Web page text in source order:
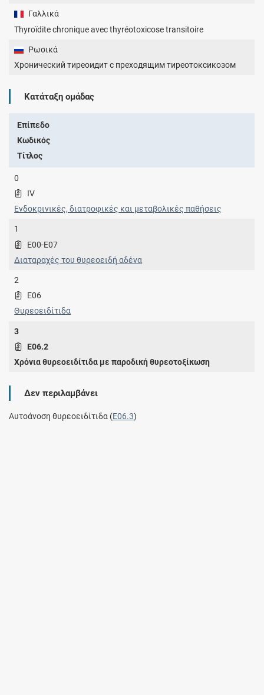
Γαλλικά
Thyroïdite chronique avec thyréotoxicose transitoire
Ρωσικά
Хронический тиреоидит с преходящим тиреотоксикозом
Κατάταξη ομάδας
Επίπεδο
Κωδικός
Τίτλος
0
IV
Ενδοκρινικές, διατροφικές και μεταβολικές παθήσεις
1
E00-E07
Διαταραχές του θυρεοειδή αδένα
2
E06
Θυρεοειδίτιδα
3
E06.2
Χρόνια θυρεοειδίτιδα με παροδική θυρεοτοξίκωση
Δεν περιλαμβάνει
Αυτοάνοση θυρεοειδίτιδα (E06.3)